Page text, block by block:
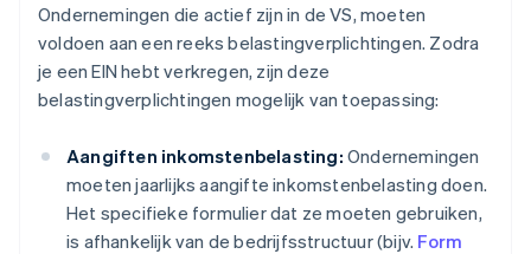
Ondernemingen die actief zijn in de VS, moeten
voldoen aan een reeks belastingverplichtingen. Zodra
je een EIN hebt verkregen, zijn deze
belastingverplichtingen mogelijk van toepassing:
Aangiften inkomstenbelasting: Ondernemingen
moeten jaarlijks aangifte inkomstenbelasting doen.
Het specifieke formulier dat ze moeten gebruiken,
is afhankelijk van de bedrijfsstructuur (bijv. Form